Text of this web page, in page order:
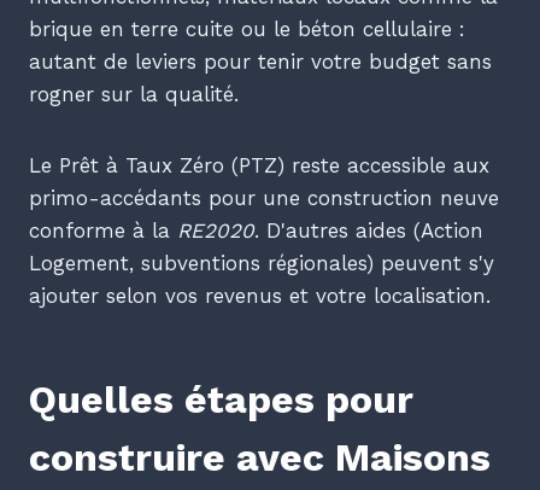
brique en terre cuite ou le béton cellulaire :
autant de leviers pour tenir votre budget sans
rogner sur la qualité.
Le Prêt à Taux Zéro (PTZ) reste accessible aux
primo-accédants pour une construction neuve
conforme à la RE2020. D'autres aides (Action
Logement, subventions régionales) peuvent s'y
ajouter selon vos revenus et votre localisation.
Quelles étapes pour
construire avec Maisons